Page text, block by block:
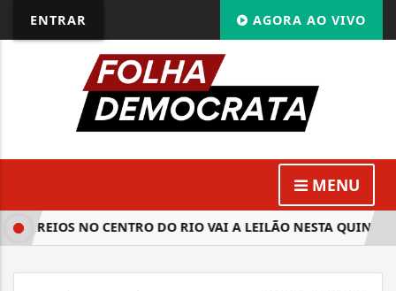
ENTRAR AGORA AO VIVO
MENU
NO CENTRO DO RIO VAI A LEILÃO NESTA QUINTA